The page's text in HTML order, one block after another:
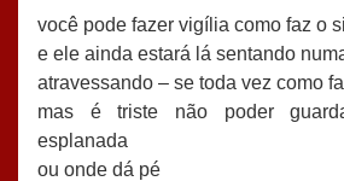
você pode fazer vigília como faz o
e ele ainda estará lá sentando
atravessando – se toda vez como
mas é triste não poder
esplanada
ou onde dá pé